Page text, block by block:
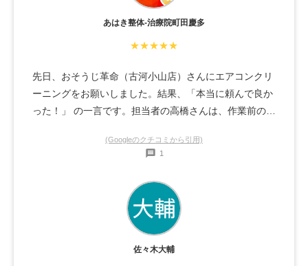
あはき整体-治療院町田慶多
★★★★★
先日、おそうじ革命（古河小山店）さんにエアコンクリ
ーニングをお願いしました。結果、「本当に頼んで良か
った！」 の一言です。担当者の高橋さんは、作業前の説
ちろん仕上がりも完璧で、カビや汚れがすっきり落ちて
長くきれいに使えるようなアドバイスもいただき、すべ
てに満足です。手際の良いプロのお仕事に心より感謝で
す。これから毎年お願いしたいと思える素晴らしいサー
ビスでしたので、古河・小山周辺でエアコン清掃を考え
ている方には、本当におすすめです(^^)我が家の愛ねこ
(Googleのクチコミから引用)
1
佐々木大輔